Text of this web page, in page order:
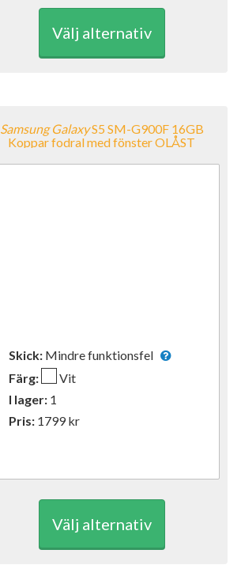
Välj alternativ
Samsung GalaxyS5 SM-G900F 16GB
Koppar fodral med fönster OLÅST
Skick: Mindre funktionsfel
Färg:
Vit
I lager: 1
Pris: 1799kr
Välj alternativ